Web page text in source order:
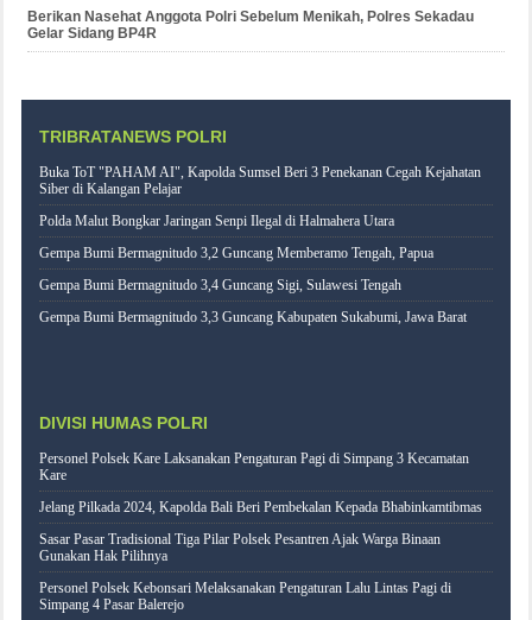
Berikan Nasehat Anggota Polri Sebelum Menikah, Polres Sekadau
Gelar Sidang BP4R
TRIBRATANEWS POLRI
Buka ToT "PAHAM AI", Kapolda Sumsel Beri 3 Penekanan Cegah Kejahatan
Siber di Kalangan Pelajar
Polda Malut Bongkar Jaringan Senpi Ilegal di Halmahera Utara
Gempa Bumi Bermagnitudo 3,2 Guncang Memberamo Tengah, Papua
Gempa Bumi Bermagnitudo 3,4 Guncang Sigi, Sulawesi Tengah
Gempa Bumi Bermagnitudo 3,3 Guncang Kabupaten Sukabumi, Jawa Barat
DIVISI HUMAS POLRI
Personel Polsek Kare Laksanakan Pengaturan Pagi di Simpang 3 Kecamatan
Kare
Jelang Pilkada 2024, Kapolda Bali Beri Pembekalan Kepada Bhabinkamtibmas
Sasar Pasar Tradisional Tiga Pilar Polsek Pesantren Ajak Warga Binaan
Gunakan Hak Pilihnya
Personel Polsek Kebonsari Melaksanakan Pengaturan Lalu Lintas Pagi di
Simpang 4 Pasar Balerejo